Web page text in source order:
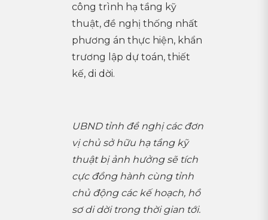
công trình hạ tầng kỹ
thuật, đề nghị thống nhất
phương án thực hiện, khẩn
trương lập dự toán, thiết
kế, di dời.
UBND tỉnh đề nghị các đơn
vị chủ sở hữu hạ tầng kỹ
thuật bị ảnh hưởng sẽ tích
cực đồng hành cùng tỉnh
chủ động các kế hoạch, hồ
sơ di dời trong thời gian tới.